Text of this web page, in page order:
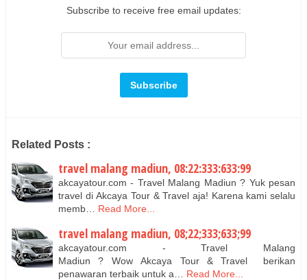
Subscribe to receive free email updates:
Related Posts :
travel malang madiun, 08:22:333:633:99
akcayatour.com - Travel Malang Madiun ? Yuk pesan
travel di Akcaya Tour & Travel aja! Karena kami selalu
memb… Read More...
travel malang madiun, 08;22;333;633;99
akcayatour.com - Travel Malang
Madiun ? Wow Akcaya Tour & Travel berikan
penawaran terbaik untuk a…
Read More...